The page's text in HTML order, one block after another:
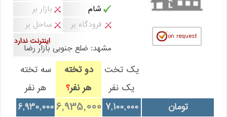
شام
بازار بر
فرودگاه بر
ساحل بر
اینترنت ندارد
مشهد: ضلع جنوبی بازار رضا
یک تخت
یک نفر
دو تخته
هر نفر؟
سه تخته
هر نفر
تومان
7,100,000
6,935,000
6,930,000